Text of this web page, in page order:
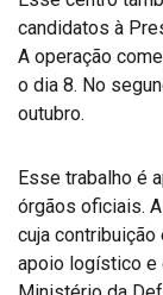
candidatos à
A operação
o dia 8. No
outubro.
Esse trabalho é
órgãos oficiais.
cuja
apoio logístico e